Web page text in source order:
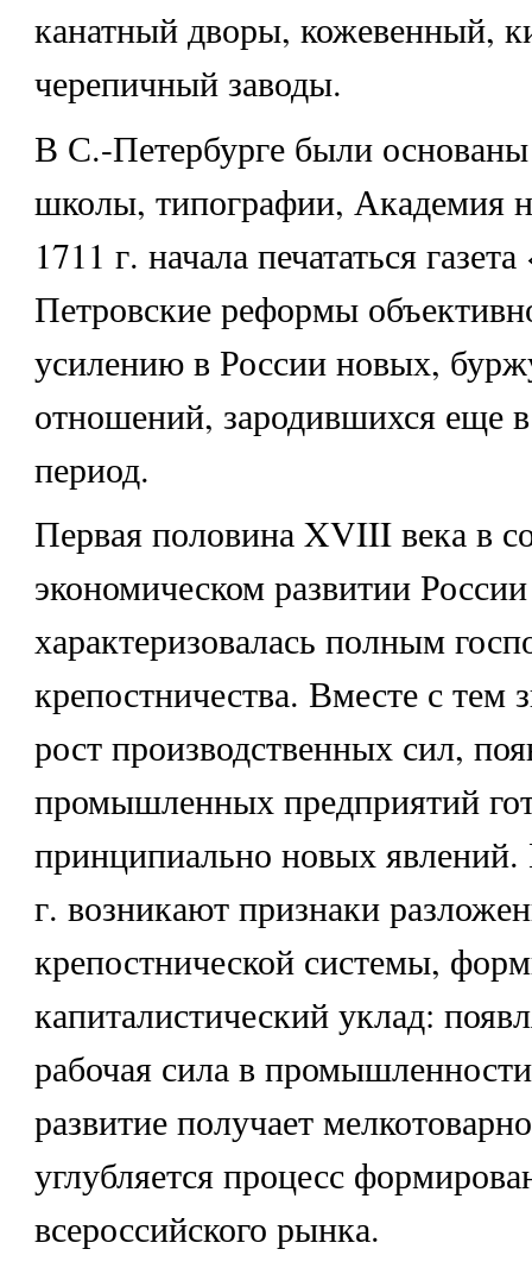
канатный дворы, кожевенный,
черепичный заводы.
В С.-Петербурге были
школы, типографии, Академия
1711 г. начала печататься
Петровские реформы
усилению в России новых,
отношений, зародившихся еще
период.
Первая половина XVIII века в
экономическом развитии России
характеризовалась полным
крепостничества. Вместе с тем
рост производственных сил,
промышленных предприятий
принципиально новых явлений.
г. возникают признаки
крепостнической системы,
капиталистический уклад:
рабочая сила в
развитие получает
углубляется процесс
всероссийского рынка.